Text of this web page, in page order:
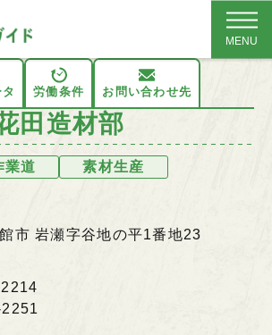
MENU
労働条件 お問い合わせ先
田造材部
業道 素材生産
市 岩瀬字谷地の平1番地23